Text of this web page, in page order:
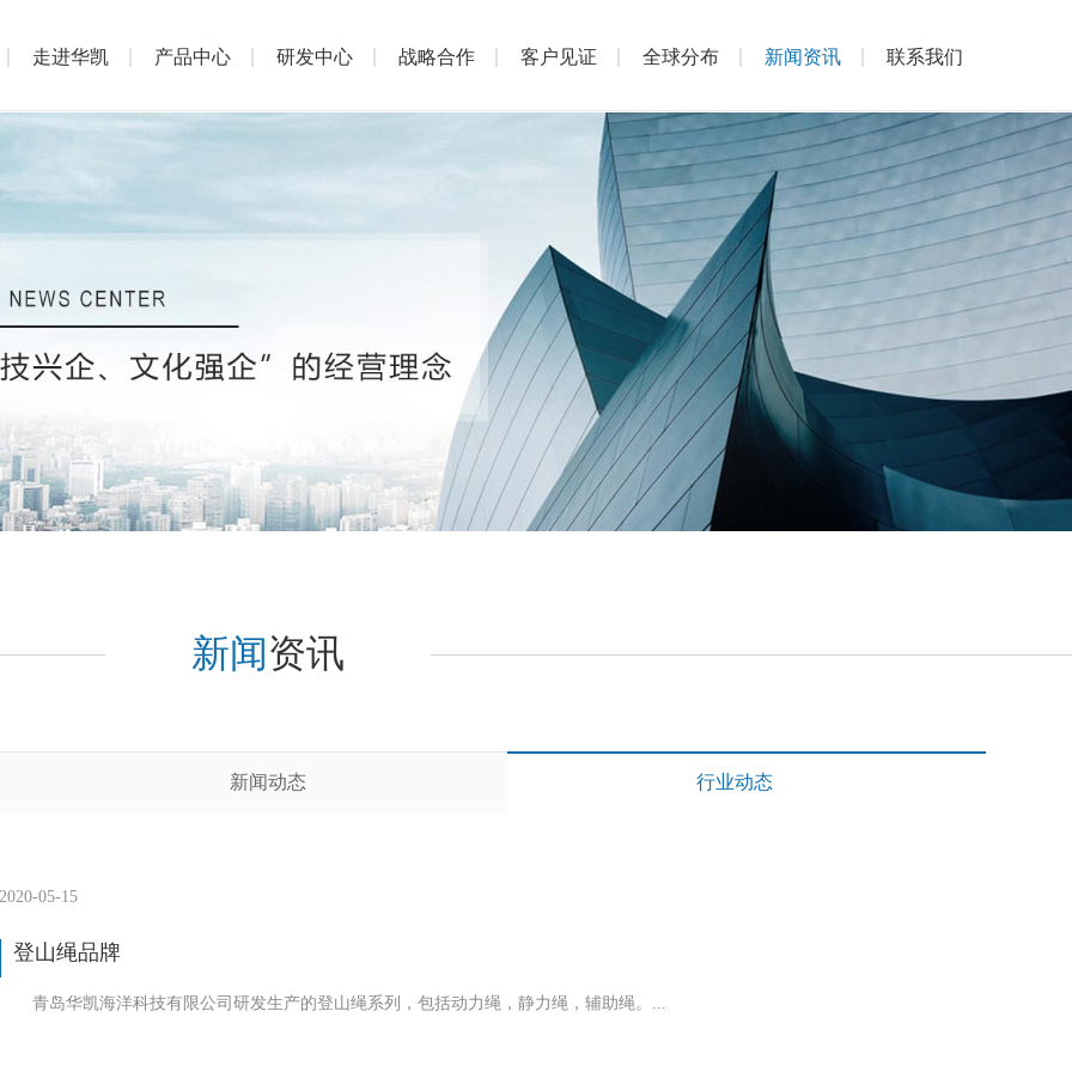
走进华凯 产品中心 研发中心 战略合作 客户见证 全球分布 新闻资讯 联系我们
新闻资讯
新闻动态 行业动态
2020-05-15
登山绳品牌
青岛华凯海洋科技有限公司研发生产的登山绳系列，包括动力绳，静力绳，辅助绳。...